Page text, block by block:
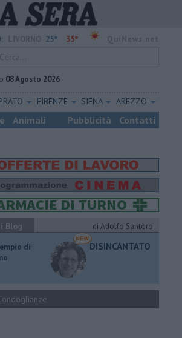
25° 35°
08 Agosto 2026
FIRENZE SIENA AREZZO
Animali Pubblicità Contatti
Blog
di Adolfo Santoro
di
DISINCANTATO